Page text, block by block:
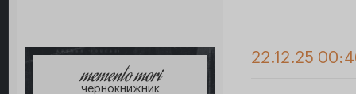
memento mori
чернокнижник
22.12.25